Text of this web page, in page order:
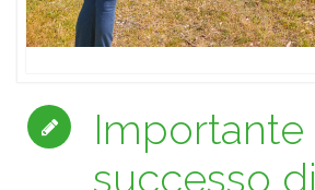
Importante
successo di